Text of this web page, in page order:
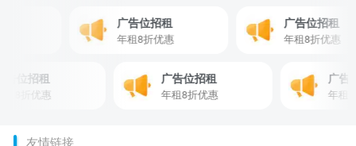
广告位招租
年租8折优惠
广告位招
年租8折优
招租 广告位招租
年租8折优惠
广告位
年租8折
友情链接